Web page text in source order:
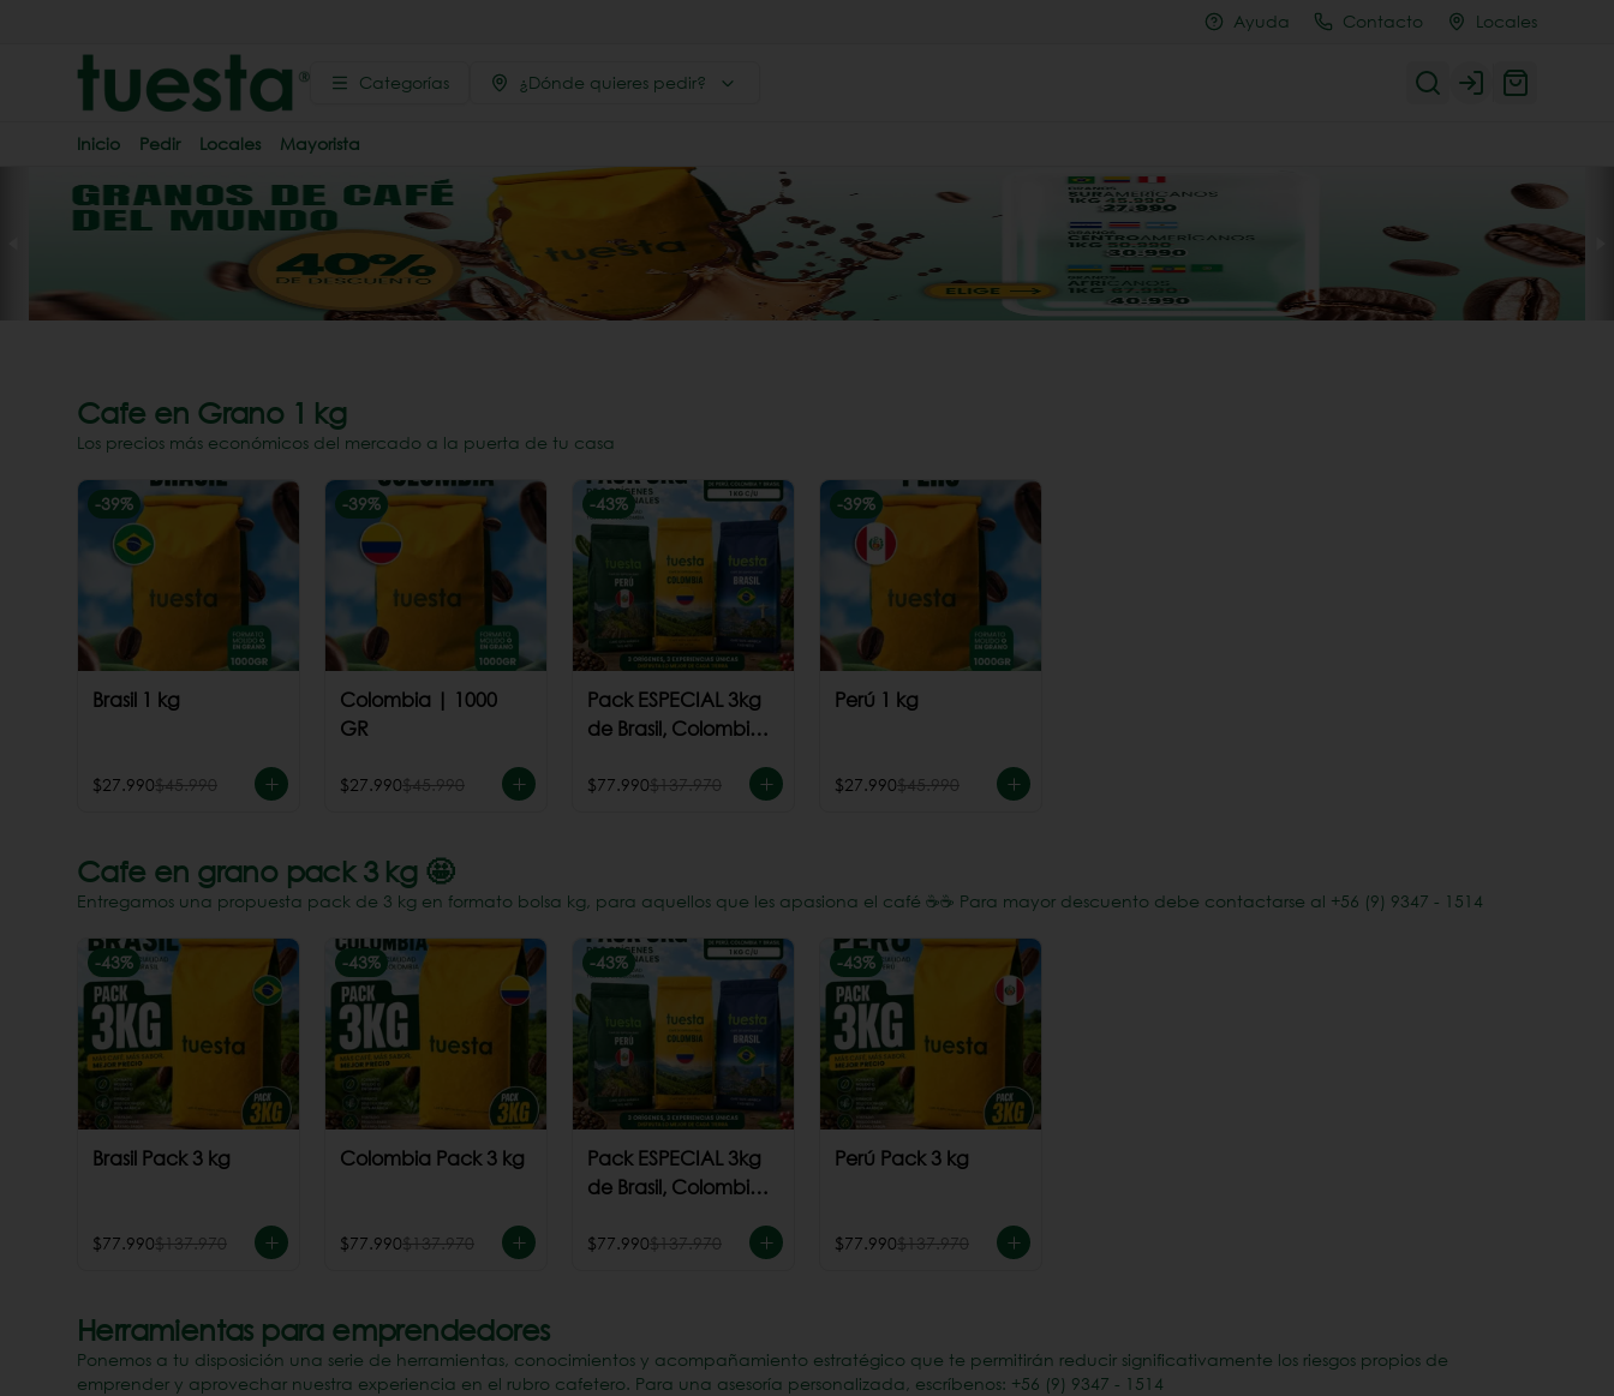
Ayuda Contacto Locales
Categorías ¿Dónde quieres pedir? Login
Inicio Pedir Locales Mayorista
Cafe en Grano 1 kg
Los precios más económicos del mercado a la puerta de tu casa
-39%
Brasil 1 kg
$27.990$45.990
-39%
Colombia | 1000
GR
$27.990$45.990
-43%
Pack ESPECIAL 3kg
de Brasil, Colombia
$77.990$137.970
-39%
Perú 1 kg
$27.990$45.990
Cafe en grano pack 3 kg 🤩
Entregamos una propuesta pack de 3 kg en formato bolsa kg, para aquellos que les apasiona el café ☕️☕️ Para mayor descuento debe contactarse al +56 (9) 9347 - 1514
-43%
Brasil Pack 3 kg
$77.990$137.970
-43%
Colombia Pack 3 kg
$77.990$137.970
-43%
Pack ESPECIAL 3kg
de Brasil, Colombia
$77.990$137.970
-43%
Perú Pack 3 kg
$77.990$137.970
Herramientas para emprendedores
Ponemos a tu disposición una serie de herramientas, conocimientos y acompañamiento estratégico que te permitirán reducir significativamente los riesgos propios de
emprender y aprovechar nuestra experiencia en el rubro cafetero. Para una asesoría personalizada, escríbenos: +56 (9) 9347 - 1514